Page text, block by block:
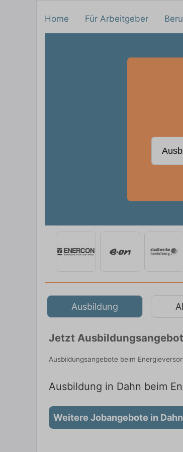
Home Für Arbeitgeber
Ausbildung
Jetzt
Ausbildungsangebote beim
Ausbildung in Dahn beim
Weitere Jobangebote in Dahn